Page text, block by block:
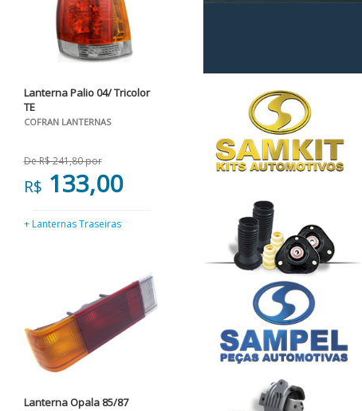
Lanterna Palio 04/ Tricolor
TE
COFRAN LANTERNAS
De R$ 241,80 por
R$ 133,00
+ Lanternas Traseiras
Lanterna Opala 85/87